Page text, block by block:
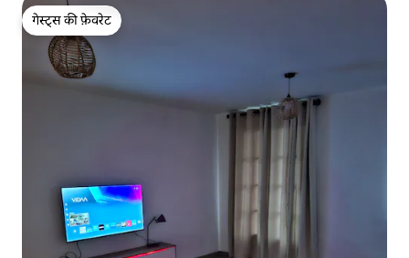
गेस्ट्स की फ़ेवरेट
गेस्ट्स की फ़ेवरेट